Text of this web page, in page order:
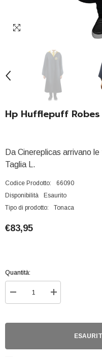
Hp Hufflepuff Robes
Da Cinereplicas arrivano
Taglia L.
Codice Prodotto:
66090
Disponibilità
Esaurito
Tipo di prodotto:
Tonaca
€83,95
Quantità:
Diminuisci
quantità
Aumenta
quantità